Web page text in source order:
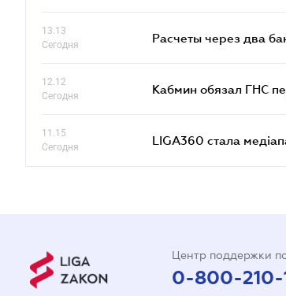
13.13
Сегодня
Расчеты через два
12.12
Сегодня
Кабмин обязал ГНС
11.15
Сегодня
LIGA360 стала
Центр поддержки
0-800-210-